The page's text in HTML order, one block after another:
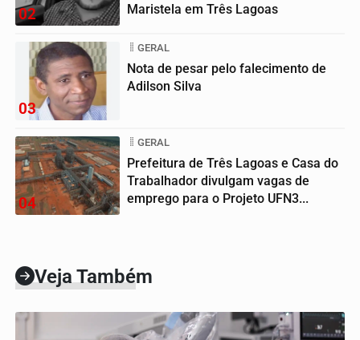
02
Maristela em Três Lagoas
03
GERAL
Nota de pesar pelo falecimento de
Adilson Silva
04
GERAL
Prefeitura de Três Lagoas e Casa do
Trabalhador divulgam vagas de
emprego para o Projeto UFN3...
Veja Também